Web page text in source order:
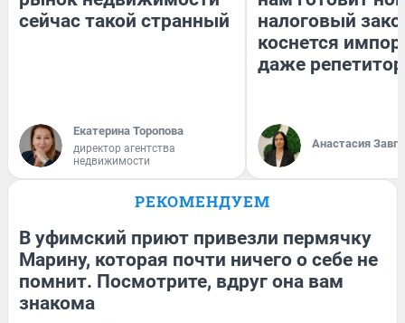
сейчас такой странный
Екатерина Торопова
директор агентства
недвижимости
налоговый
коснется
даже
Анастасия
РЕКОМЕНДУЕМ
В уфимский приют привезли пермячку
Марину, которая почти ничего о себе не
помнит. Посмотрите, вдруг она вам
знакома